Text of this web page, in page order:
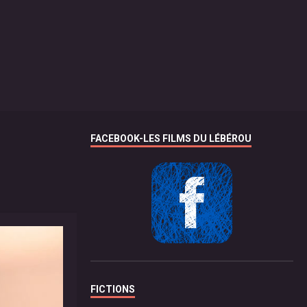
FACEBOOK-LES FILMS DU LÉBÉROU
FICTIONS